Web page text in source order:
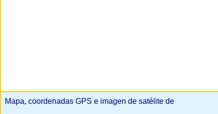
Mapa, coordenadas GPS e imagen de satélite de